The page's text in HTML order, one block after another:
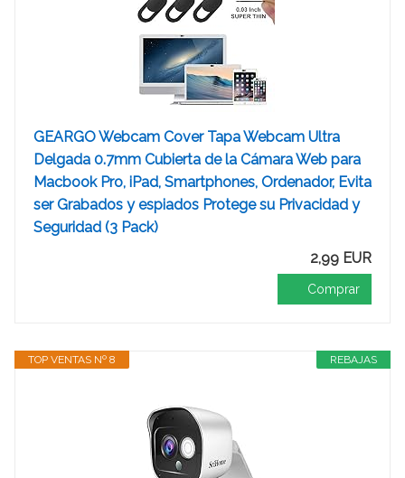
GEARGO Webcam Cover Tapa Webcam Ultra
Delgada 0.7mm Cubierta de la Cámara Web para
Macbook Pro, iPad, Smartphones, Ordenador, Evita
ser Grabados y espiados Protege su Privacidad y
Seguridad (3 Pack)
2,99 EUR
Comprar
REBAJAS
TOP VENTAS Nº 8